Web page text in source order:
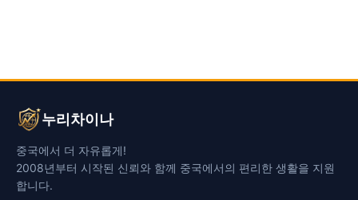
누리차이나
중국에서 더 자유롭게!
2008년부터 시작된 신뢰와 함께 중국에서의 편리한 생활을 지원
합니다.